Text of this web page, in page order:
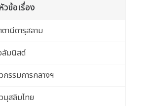
หัวข้อเรื่อง
านีดารุสลาม
ลัมนิสต์
กรรมการกลางฯ
มุสลิมไทย